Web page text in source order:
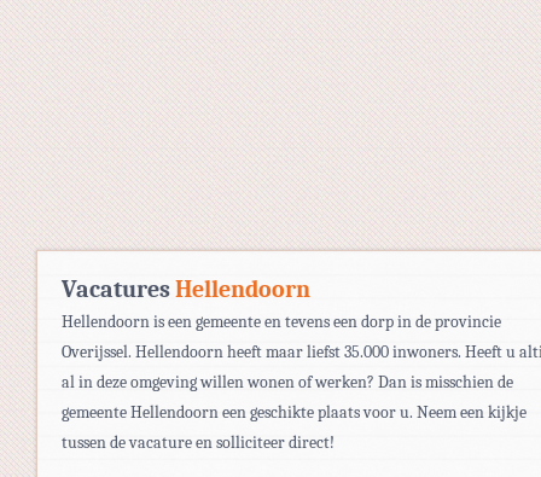
VacaturesHellendoorn
Hellendoorn is een gemeente en tevens een dorp in de provincie
Overijssel. Hellendoorn heeft maar liefst 35.000 inwoners. Heeft u
al in deze omgeving willen wonen of werken? Dan is misschien de
gemeente Hellendoorn een geschikte plaats voor u. Neem een kijkje
tussen de vacature en solliciteer direct!